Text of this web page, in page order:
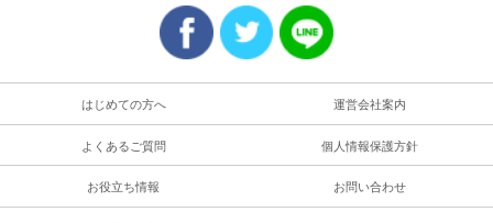
はじめての方へ 運営会社案内
よくあるご質問 個人情報保護方針
お役立ち情報 お問い合わせ